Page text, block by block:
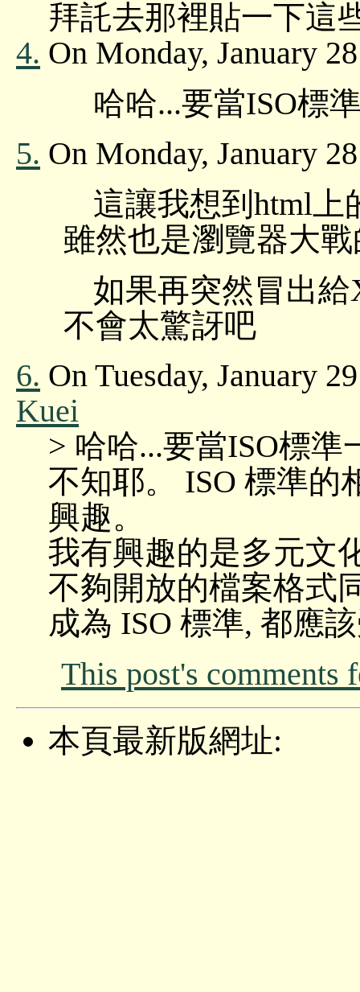
拜託去那裡貼一下這
4. On Monday, January
哈哈...要當ISO標
5. On Monday, January
這讓我想到html上
雖然也是瀏覽器大
如果再突然冒出
不會太驚訝吧
6. On Tuesday, January
Kuei
> 哈哈...要當ISO標
不知耶。 ISO 標準的
興趣。
我有興趣的是多元文
不夠開放的檔案格式
成為 ISO 標準, 都應
This post's comments
本頁最新版網址: